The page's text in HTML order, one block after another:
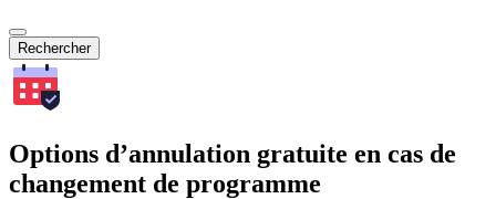
Rechercher
Options d’annulation gratuite en cas de
changement de programme